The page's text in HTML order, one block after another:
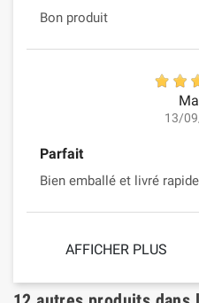
Bon produit
13/
Parfait
Bien emballé et livré
AFFICHER PLUS